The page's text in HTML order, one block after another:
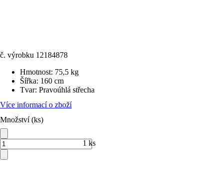
č. výrobku 12184878
Hmotnost: 75,5 kg
Šířka: 160 cm
Tvar: Pravoúhlá střecha
Více informací o zboží
Množství (ks)
1 ks